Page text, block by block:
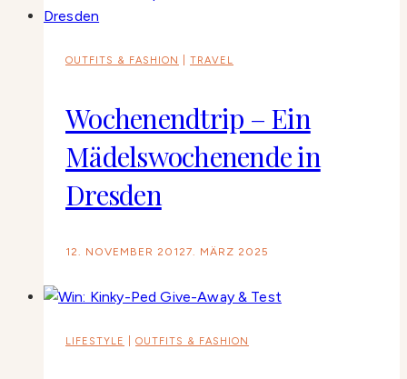
OUTFITS & FASHION TRAVEL
Wochenendtrip – Ein
Mädelswochenende in
Dresden
12. NOVEMBER 20127. MÄRZ 2025
LIFESTYLE OUTFITS & FASHION